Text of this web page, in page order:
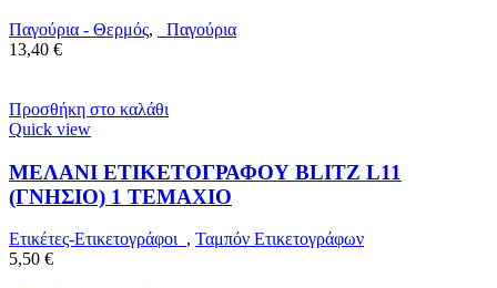
Παγούρια - Θερμός,
Παγούρια
13,40 €
Προσθήκη στο καλάθι
Quick view
ΜΕΛΑΝΙ ΕΤΙΚΕΤΟΓΡΑΦΟΥ BLITZ L11
(ΓΝΗΣΙΟ) 1 ΤΕΜΑΧΙΟ
Ετικέτες-Ετικετογράφοι , Ταμπόν Ετικετογράφων
5,50 €